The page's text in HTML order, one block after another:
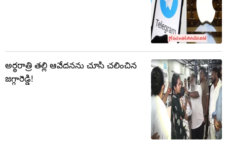
అర్థరాత్రి తల్లి ఆవేదనను చూసి చలించిన
జగ్గారెడ్డి!